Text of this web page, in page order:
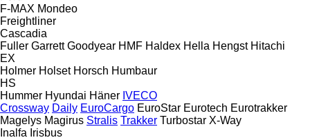
F-MAX Mondeo
Freightliner
Cascadia
Fuller Garrett Goodyear HMF Haldex Hella Hengst Hitachi
EX
Holmer Holset Horsch Humbaur
HS
Hummer Hyundai Häner IVECO
Crossway Daily EuroCargo EuroStar Eurotech Eurotrakker
Magelys Magirus Stralis Trakker Turbostar X-Way
Inalfa Irisbus